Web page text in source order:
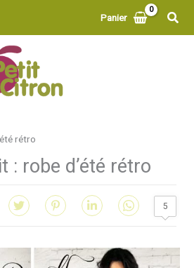
Panier
: robe d’été rétro
5